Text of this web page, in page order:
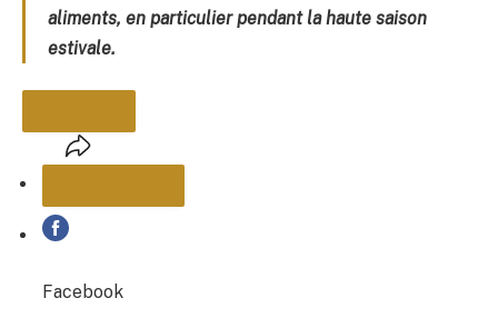
aliments, en particulier pendant la haute saison
estivale.
PARTAGER
Facebook